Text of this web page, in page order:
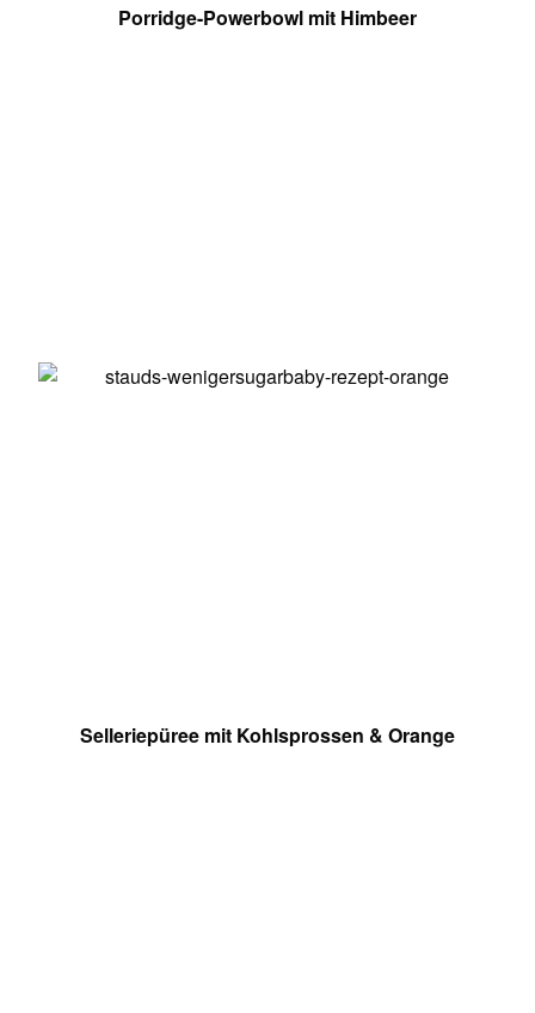
Porridge-Powerbowl mit Himbeer
Selleriepüree mit Kohlsprossen & Orange